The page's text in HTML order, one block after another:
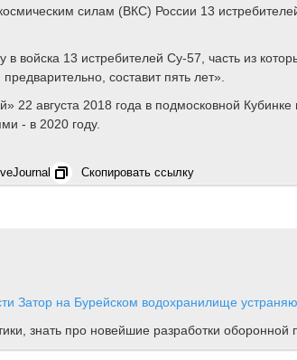
силам (ВКС) России 13
в войска 13 истребителей Су-57, часть из
составит пять лет».
августа 2018 года в подмосковной
- в 2020 году.
Скопировать ссылку
Затор на Бурейском водохранилище
знать про новейшие разработки